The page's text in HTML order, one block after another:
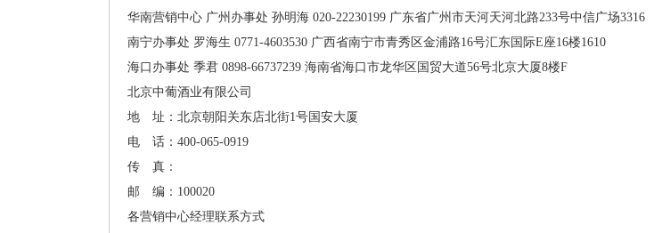
华南营销中心 广州办事处 孙明海 020-22230199 广东省广州市天河天河北路233号中信广场3316
南宁办事处 罗海生 0771-4603530 广西省南宁市青秀区金浦路16号汇东国际E座16楼1610
海口办事处 季君 0898-66737239 海南省海口市龙华区国贸大道56号北京大厦8楼F
北京中葡酒业有限公司
地 址：北京朝阳关东店北街1号国安大厦
电 话：400-065-0919
传 真：
邮 编：100020
各营销中心经理联系方式